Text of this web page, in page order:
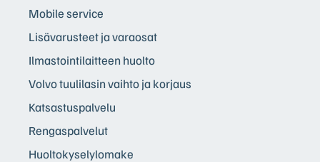
Mobile service
Lisävarusteet ja varaosat
Ilmastointilaitteen huolto
Volvo tuulilasin vaihto ja korjaus
Katsastuspalvelu
Rengaspalvelut
Huoltokyselylomake